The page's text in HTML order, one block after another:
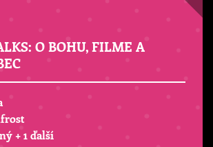
O BOHU, FILME A
+ 1 ďalší